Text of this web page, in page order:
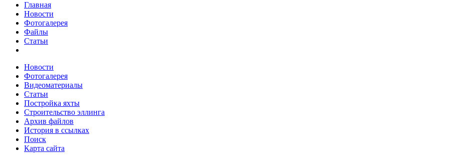
Главная
Новости
Фотогалерея
Файлы
Статьи
Новости
Фотогалерея
Видеоматериалы
Статьи
Постройка яхты
Строительство эллинга
Архив файлов
История в ссылках
Поиск
Карта сайта